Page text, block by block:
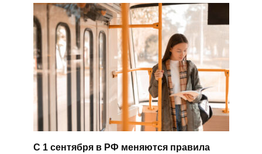
С 1 сентября в РФ меняются правила